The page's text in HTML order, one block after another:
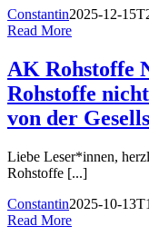
Constantin2025-12-
Read More
AK Rohstoffe
Rohstoffe
von der
Liebe Leser*innen,
Rohstoffe [...]
Constantin2025-10-
Read More